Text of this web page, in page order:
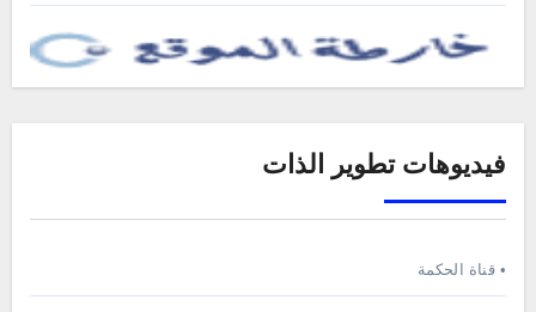
فيديوهات تطوير الذات
• قناة الحكمة